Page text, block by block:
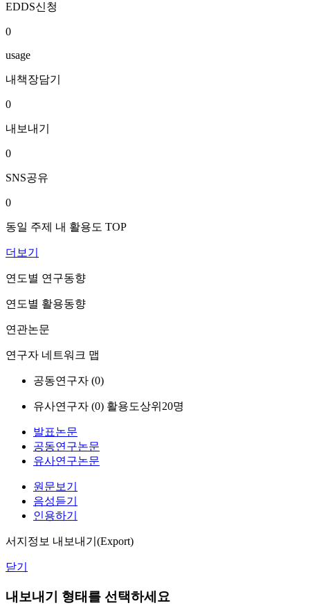
EDDS신청
0
usage
내책장담기
0
내보내기
0
SNS공유
0
동일 주제 내 활용도 TOP
더보기
연도별 연구동향
연도별 활용동향
연관논문
연구자 네트워크 맵
공동연구자 (0)
유사연구자 (0) 활용도상위20명
발표논문
공동연구논문
유사연구논문
원문보기
음성듣기
인용하기
서지정보 내보내기(Export)
닫기
내보내기 형태를 선택하세요